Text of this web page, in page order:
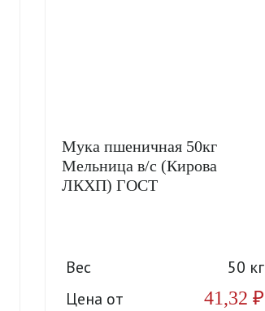
Мука пшеничная 50кг
Мельница в/с (Кирова
ЛКХП) ГОСТ
Вес
50 кг
Цена от
41,32 ₽